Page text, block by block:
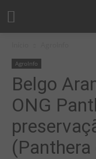
AgroInfo
Belgo
ONG